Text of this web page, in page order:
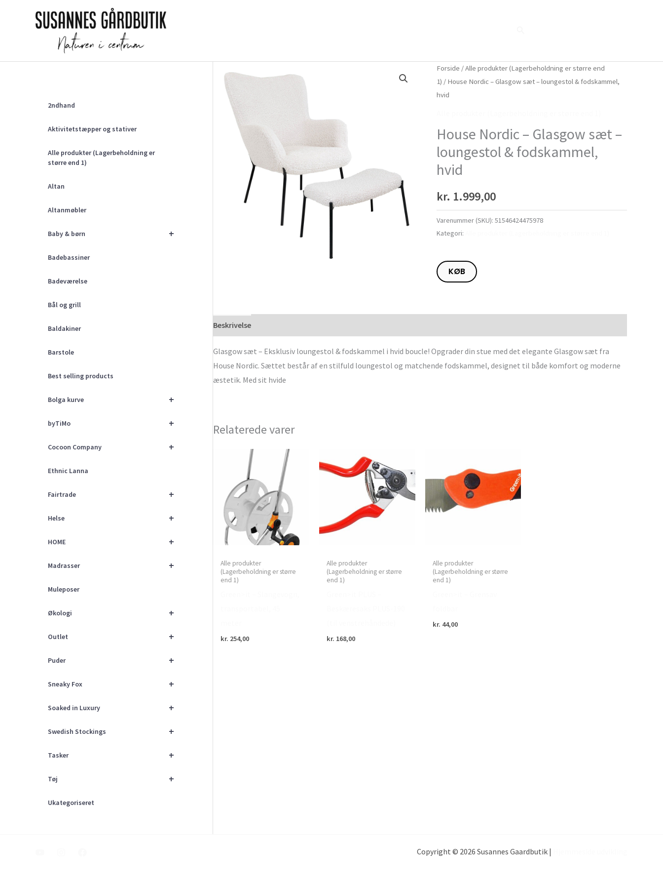
2ndhand
Aktivitetstæpper og stativer
Alle produkter (Lagerbeholdning er
større end 1)
Altan
Altanmøbler
+
Baby & børn
Badebassiner
Badeværelse
Bål og grill
Baldakiner
Barstole
Best selling products
+
Bolga kurve
+
byTiMo
+
Cocoon Company
Ethnic Lanna
+
Fairtrade
+
Helse
+
HOME
+
Madrasser
Muleposer
+
Økologi
+
Outlet
+
Puder
+
Sneaky Fox
+
Soaked in Luxury
+
Swedish Stockings
+
Tasker
+
Tøj
Ukategoriseret
Forside /Alle produkter (Lagerbeholdning er større end
1) / House Nordic – Glasgow sæt – loungestol & fodskammel,
hvid
House Nordic – Glasgow sæt –
loungestol & fodskammel,
hvid
kr. 1.999,00
Varenummer (SKU):51546424475978
Kategori:
KØB
Beskrivelse
Glasgow sæt – Eksklusiv loungestol & fodskammel i hvid boucle! Opgrader din stue med det elegante Glasgow sæt fra
House Nordic. Sættet består af en stilfuld loungestol og matchende fodskammel, designet til både komfort og moderne
æstetik. Med sit hvide
Relaterede varer
Alle produkter
(Lagerbeholdning er større
end 1)
kr. 254,00
Alle produkter
(Lagerbeholdning er større
end 1)
kr. 168,00
Alle produkter
(Lagerbeholdning er større
end 1)
kr. 44,00
Copyright © 2026 Susannes Gaardbutik |